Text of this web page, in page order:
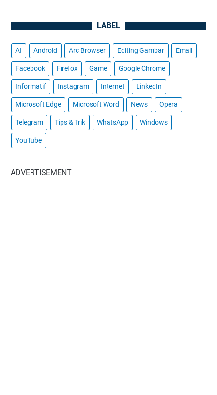
LABEL
AI Android Arc Browser Editing Gambar Email
Facebook Firefox Game Google Chrome
Informatif Instagram Internet LinkedIn
Microsoft Edge Microsoft Word News Opera
Telegram Tips & Trik WhatsApp Windows
YouTube
ADVERTISEMENT